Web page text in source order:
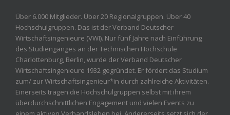
Über 6.000 Mitglieder. Über 20 Regionalgruppen. Über 40
Hochschulgruppen. Das ist der Verband Deutscher
Wirtschaftsingenieure (VWI). Nur fünf Jahre nach Einführung
des Studienganges an der Technischen Hochschule
Charlottenburg, Berlin, wurde der Verband Deutscher
Wirtschaftsingenieure 1932 gegründet. Er fördert das Studium
zum/ zur Wirtschaftsingenieur*in durch zahlreiche Aktivitäten.
Einerseits tragen die Hochschulgruppen selbst mit ihrem
überdurchschnittlichen Engagement und vielen Events zu